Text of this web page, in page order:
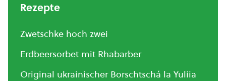
Rezepte
Zwetschke hoch zwei
Erdbeersorbet mit Rhabarber
Original ukrainischer Borschtschá la Yuliia